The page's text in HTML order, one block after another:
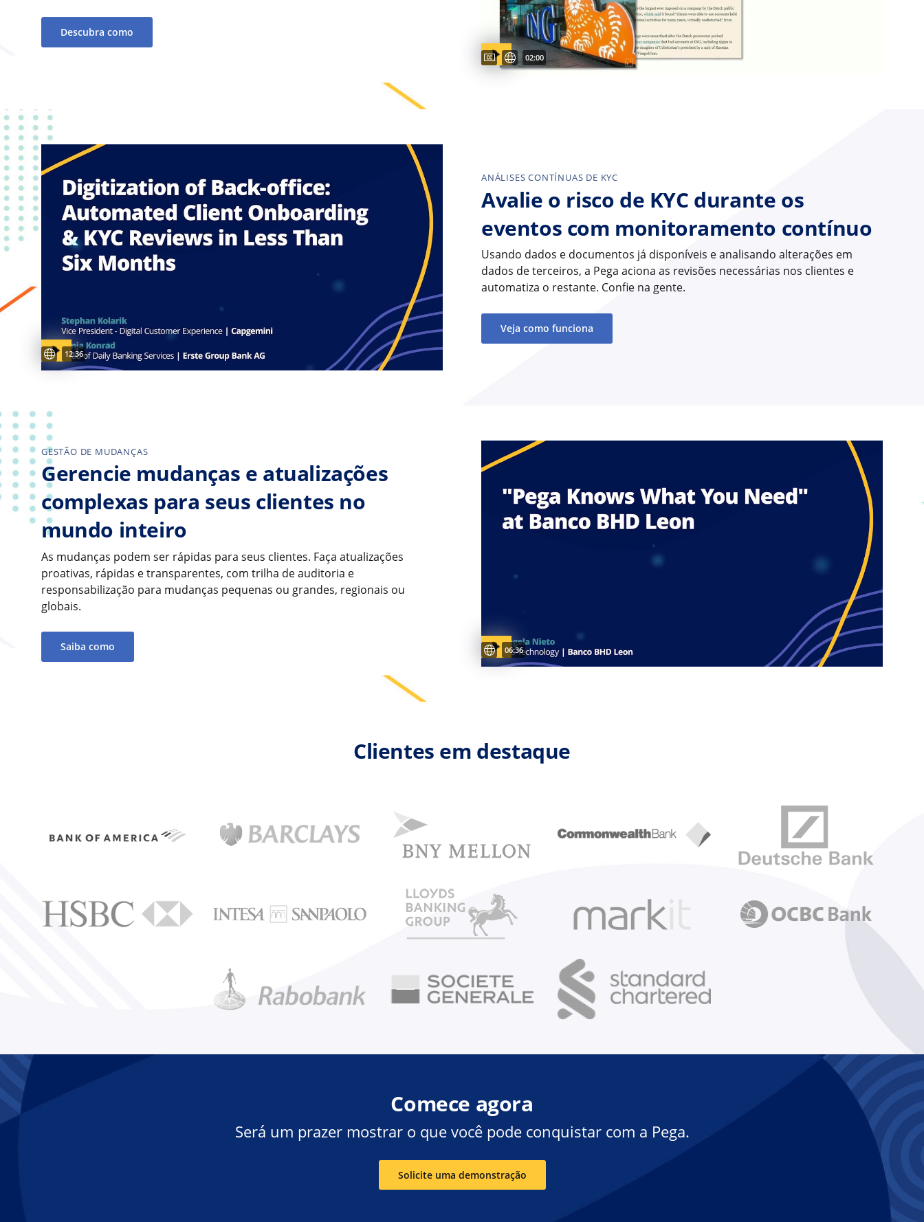
Descubra como
Video duration:
02:00
Legendas disponíveis
Captions available
Video duration:
12:36
Legendas disponíveis
ANÁLISES CONTÍNUAS DE KYC
Avalie o risco de KYC durante os
eventos com monitoramento contínuo
Usando dados e documentos já disponíveis e analisando alterações em
dados de terceiros, a Pega aciona as revisões necessárias nos clientes e
automatiza o restante. Confie na gente.
Veja como funciona
GESTÃO DE MUDANÇAS
Gerencie mudanças e atualizações
complexas para seus clientes no
mundo inteiro
As mudanças podem ser rápidas para seus clientes. Faça atualizações
proativas, rápidas e transparentes, com trilha de auditoria e
responsabilização para mudanças pequenas ou grandes, regionais ou
globais.
Saiba como Video duration:
06:36
Legendas disponíveis
Clientes em destaque
Comece agora
Será um prazer mostrar o que você pode conquistar com a Pega.
Solicite uma demonstração